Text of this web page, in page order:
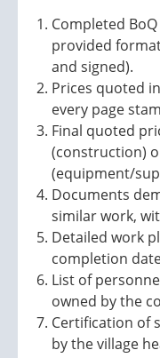
Completed
provided
and signed).
Prices quoted
every page
Final quoted
(construction)
(equipment/
Documents
similar work,
Detailed work
completion
List of
owned by the
Certification of
by the village